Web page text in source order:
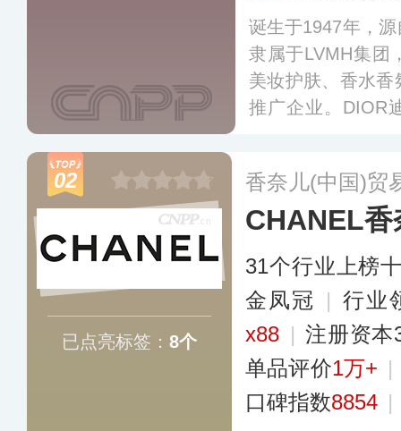
诞生于1947年，
隶属于LVMH集团
美妆护肤、香水
推广企业。DIOR
务门店和专柜已
多
02
已点亮标签： 8个
香奈儿(中国)贸
CHANEL香
31个行业上榜
金凤冠 | 行业
x88 | 注册资本
单品评价1万+ |
口碑指数8854 |